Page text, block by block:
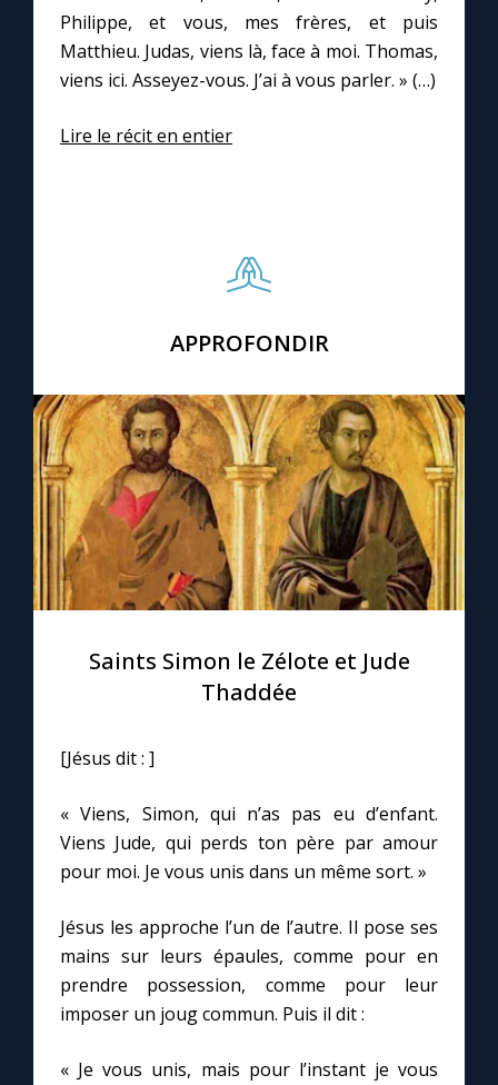
Philippe, et vous, mes frères, et puis
Matthieu. Judas, viens là, face à moi. Thomas,
viens ici. Asseyez-vous. J’ai à vous parler. » (…)
Lire le récit en entier
APPROFONDIR
Saints Simon le Zélote et Jude
Thaddée
[Jésus dit : ]
« Viens, Simon, qui n’as pas eu d’enfant.
Viens Jude, qui perds ton père par amour
pour moi. Je vous unis dans un même sort. »
Jésus les approche l’un de l’autre. Il pose ses
mains sur leurs épaules, comme pour en
prendre possession, comme pour leur
imposer un joug commun. Puis il dit :
« Je vous unis, mais pour l’instant je vous